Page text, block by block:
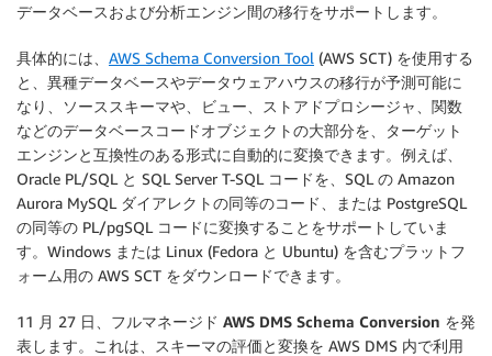
データベースおよび分析エンジン間の移行をサポートします。
具体的には、 AWS Schema Conversion Tool (AWS SCT) を使用する
と、異種データベースやデータウェアハウスの移行が予測可能に
なり、ソーススキーマや、ビュー、ストアドプロシージャ、関数
などのデータベースコードオブジェクトの大部分を、ターゲット
エンジンと互換性のある形式に自動的に変換できます。例えば、
Oracle PL/SQL と SQL Server T-SQL コードを、SQL の Amazon
Aurora MySQL ダイアレクトの同等のコード、または PostgreSQL
の同等の PL/pgSQL コードに変換することをサポートしていま
す。Windows または Linux (Fedora と Ubuntu) を含むプラットフ
ォーム用の AWS SCT をダウンロードできます。
11 月 27 日、フルマネージド AWS DMS Schema Conversion を発
表します。これは、スキーマの評価と変換を AWS DMS 内で利用